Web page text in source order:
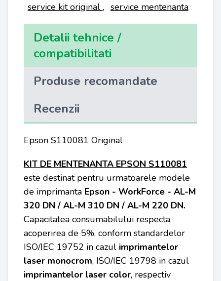
service kit original , service mentenanta
Detalii tehnice /
compatibilitati
Produse recomandate
Recenzii
Epson S110081 Original
KIT DE MENTENANTA EPSON S110081
este destinat pentru urmatoarele modele
de imprimanta Epson - WorkForce - AL-M
320 DN / AL-M 310 DN / AL-M 220 DN.
Capacitatea consumabilului respecta
acoperirea de 5%, conform standardelor
ISO/IEC 19752 in cazul imprimantelor
laser monocrom, ISO/IEC 19798 in cazul
imprimantelor laser color, respectiv